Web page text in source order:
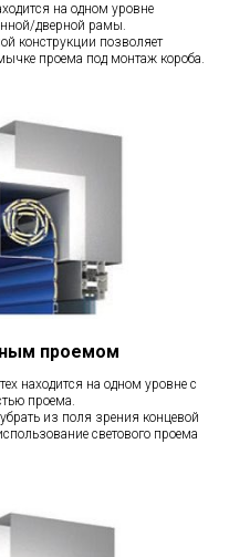
на одном уровне
дверной рамы.
конструкции позволяет
проема под монтаж короба.
проемом
находится на одном уровне с
проема.
из поля зрения концевой
светового проема